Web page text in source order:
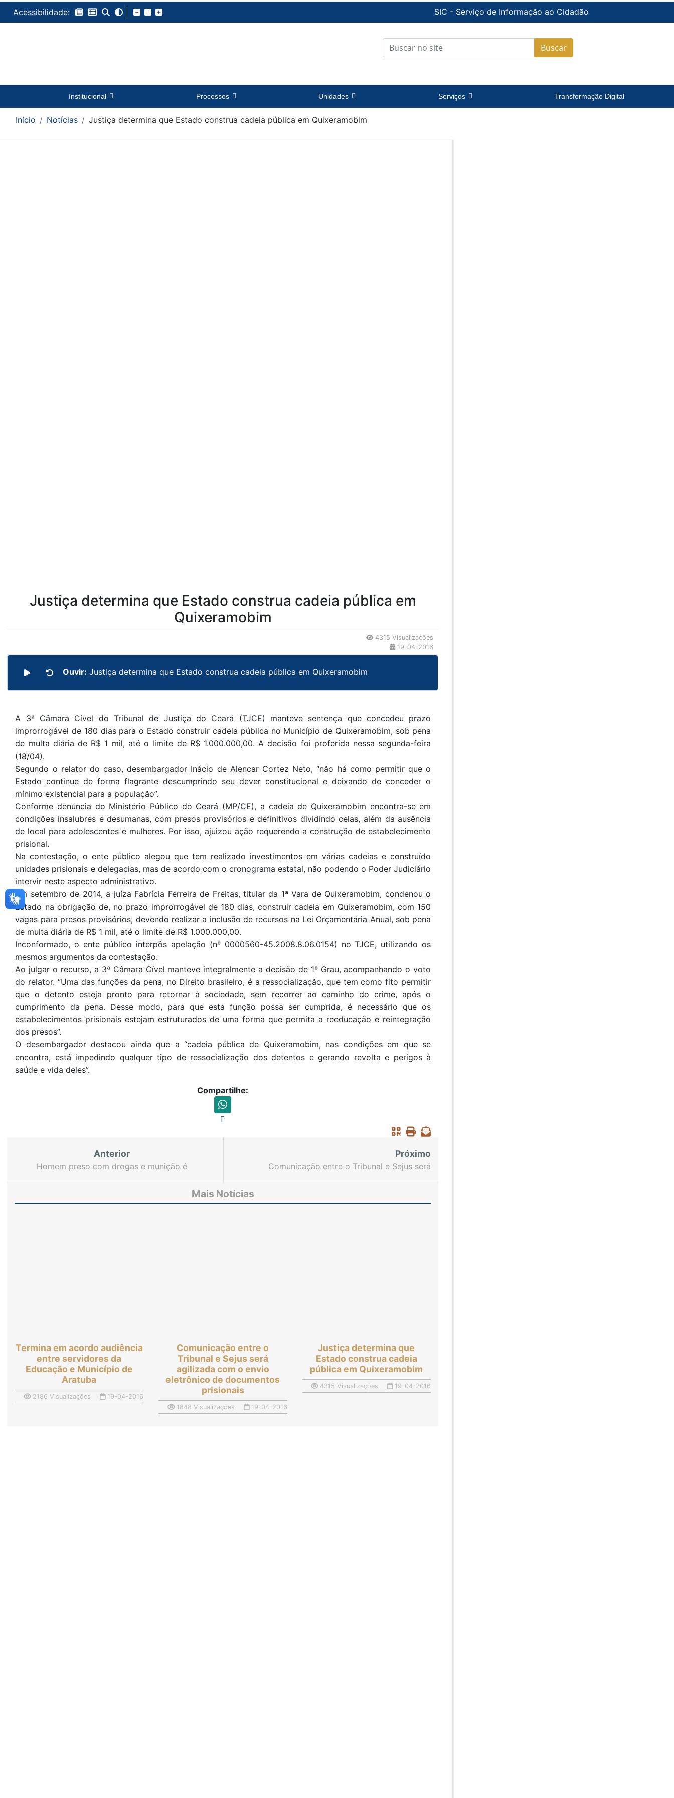
Acessibilidade: SIC - Serviço de Informação ao Cidadão
Buscar
Institucional Processos Unidades Serviços Transformação Digital
Início Notícias Justiça determina que Estado construa cadeia pública em Quixeramobim
Justiça determina que Estado construa cadeia pública em
Quixeramobim
4315 Visualizações
19-04-2016
Ouvir: Justiça determina que Estado construa cadeia pública em Quixeramobim
A 3ª Câmara Cível do Tribunal de Justiça do Ceará (TJCE) manteve sentença que concedeu prazo
improrrogável de 180 dias para o Estado construir cadeia pública no Município de Quixeramobim, sob pena
de multa diária de R$ 1 mil, até o limite de R$ 1.000.000,00. A decisão foi proferida nessa segunda-feira
(18/04).
Segundo o relator do caso, desembargador Inácio de Alencar Cortez Neto, “não há como permitir que o
Estado continue de forma flagrante descumprindo seu dever constitucional e deixando de conceder o
mínimo existencial para a população”.
Conforme denúncia do Ministério Público do Ceará (MP/CE), a cadeia de Quixeramobim encontra-se em
condições insalubres e desumanas, com presos provisórios e definitivos dividindo celas, além da ausência
de local para adolescentes e mulheres. Por isso, ajuizou ação requerendo a construção de estabelecimento
prisional.
Na contestação, o ente público alegou que tem realizado investimentos em várias cadeias e construído
unidades prisionais e delegacias, mas de acordo com o cronograma estatal, não podendo o Poder Judiciário
intervir neste aspecto administrativo.
Em setembro de 2014, a juíza Fabrícia Ferreira de Freitas, titular da 1ª Vara de Quixeramobim, condenou o
Estado na obrigação de, no prazo improrrogável de 180 dias, construir cadeia em Quixeramobim, com 150
vagas para presos provisórios, devendo realizar a inclusão de recursos na Lei Orçamentária Anual, sob pena
de multa diária de R$ 1 mil, até o limite de R$ 1.000.000,00.
Inconformado, o ente público interpôs apelação (nº 0000560-45.2008.8.06.0154) no TJCE, utilizando os
mesmos argumentos da contestação.
Ao julgar o recurso, a 3ª Câmara Cível manteve integralmente a decisão de 1º Grau, acompanhando o voto
do relator. “Uma das funções da pena, no Direito brasileiro, é a ressocialização, que tem como fito permitir
que o detento esteja pronto para retornar à sociedade, sem recorrer ao caminho do crime, após o
cumprimento da pena. Desse modo, para que esta função possa ser cumprida, é necessário que os
estabelecimentos prisionais estejam estruturados de uma forma que permita a reeducação e reintegração
dos presos”.
O desembargador destacou ainda que a “cadeia pública de Quixeramobim, nas condições em que se
encontra, está impedindo qualquer tipo de ressocialização dos detentos e gerando revolta e perigos à
saúde e vida deles”.
Compartilhe:
Anterior
Homem preso com drogas e munição é
Próximo
Comunicação entre o Tribunal e Sejus será
Mais Notícias
Termina em acordo audiência
entre servidores da
Educação e Município de
Aratuba
2186 Visualizações 19-04-2016
Comunicação entre o
Tribunal e Sejus será
agilizada com o envio
eletrônico de documentos
prisionais
1848 Visualizações 19-04-2016
Justiça determina que
Estado construa cadeia
pública em Quixeramobim
4315 Visualizações 19-04-2016